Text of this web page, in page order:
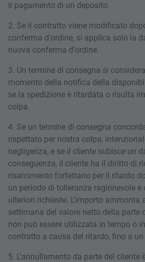
il pagamento di un deposito.
2. Se il contratto viene modificato
conferma d'ordine, si applica solo la
nuova conferma d'ordine.
3. Un termine di consegna si
momento della notifica della
se la spedizione è ritardata o risulta
colpa.
4. Se un termine di consegna
rispettato per nostra colpa,
negligenza, e se il cliente subisce un
conseguenza, il cliente ha il diritto di
risarcimento forfettario per il ritardo
un periodo di tolleranza ragionevole e
ulteriori richieste. L'importo ammonta
settimana del valore netto della parte
non può essere utilizzata in tempo o
contratto a causa del ritardo, fino a
5. L'annullamento da parte del cliente